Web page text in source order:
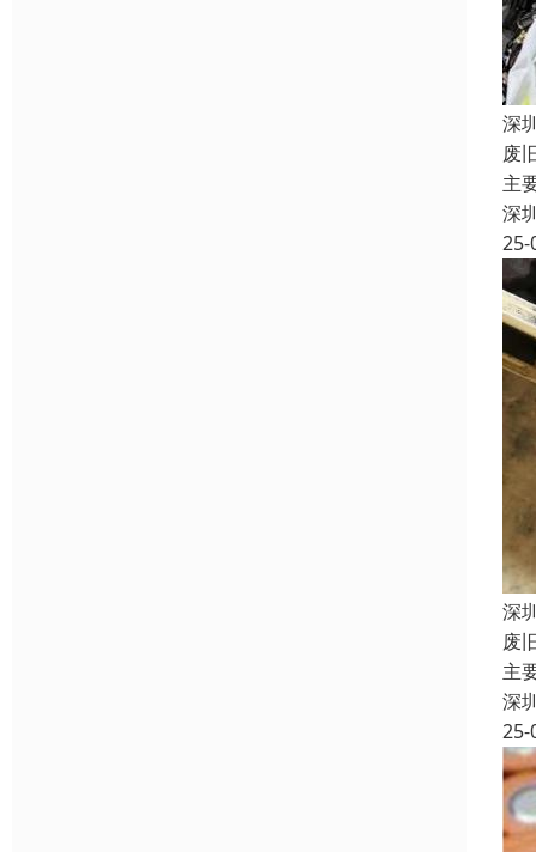
深
废
主
深
25-
深
废
主
深
25-